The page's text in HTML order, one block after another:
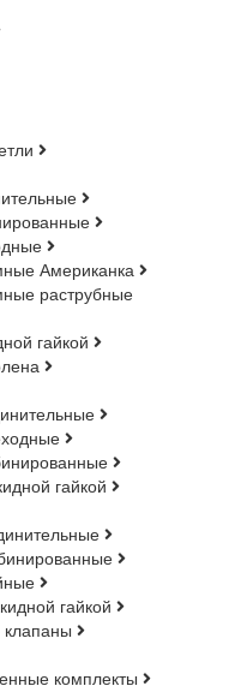
Американка
раструбные
гайкой
гайкой
гайкой
комплекты